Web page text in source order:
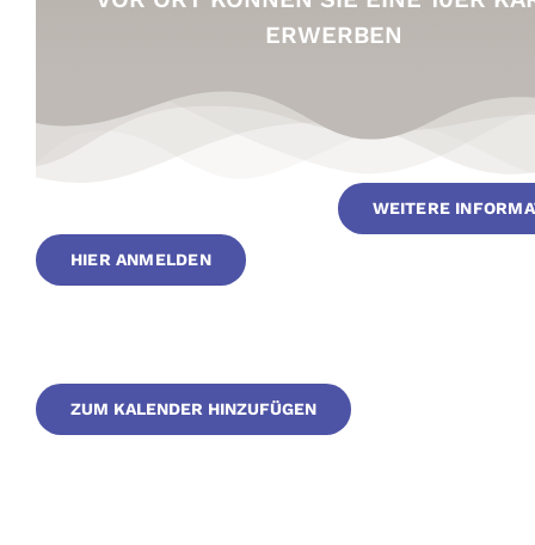
ERWERBEN
WEITERE
HIER ANMELDEN
ZUM KALENDER HINZUFÜGEN